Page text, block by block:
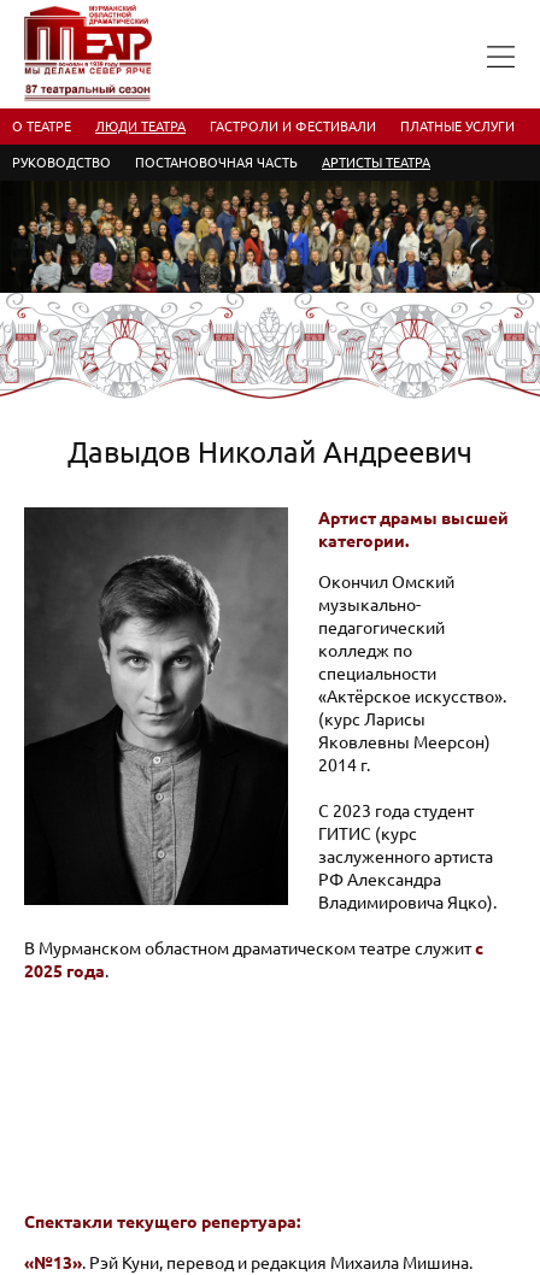
О ТЕАТРЕ ЛЮДИ ТЕАТРА ГАСТРОЛИ И ФЕСТИВАЛИ ПЛАТНЫЕ УСЛУГИ
РУКОВОДСТВО ПОСТАНОВОЧНАЯ ЧАСТЬ АРТИСТЫ ТЕАТРА
Давыдов Николай Андреевич
Артист драмы высшей
категории.
Окончил Омский
музыкально-
педагогический
колледж по
специальности
«Актёрское искусство».
(курс Ларисы
Яковлевны Меерсон)
2014 г.
С 2023 года студент
ГИТИС (курс
заслуженного артиста
РФ Александра
Владимировича Яцко).
В Мурманском областном драматическом театре служитс
2025 года.
Спектакли текущего репертуара:
«№13». Рэй Куни, перевод и редакция Михаила Мишина.